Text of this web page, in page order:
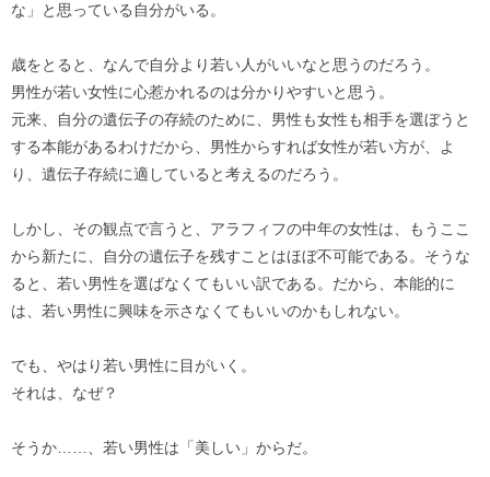
な」と思っている自分がいる。
歳をとると、なんで自分より若い人がいいなと思うのだろう。
男性が若い女性に心惹かれるのは分かりやすいと思う。
元来、自分の遺伝子の存続のために、男性も女性も相手を選ぼうと
する本能があるわけだから、男性からすれば女性が若い方が、よ
り、遺伝子存続に適していると考えるのだろう。
しかし、その観点で言うと、アラフィフの中年の女性は、もうここ
から新たに、自分の遺伝子を残すことはほぼ不可能である。そうな
ると、若い男性を選ばなくてもいい訳である。だから、本能的に
は、若い男性に興味を示さなくてもいいのかもしれない。
でも、やはり若い男性に目がいく。
それは、なぜ？
そうか……、若い男性は「美しい」からだ。